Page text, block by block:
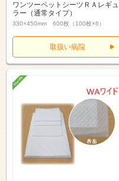
ワンツーペットシーツＲＡレギュ
ラー（通常タイプ）
330×450mm 600枚（100枚×6）
取扱い病院